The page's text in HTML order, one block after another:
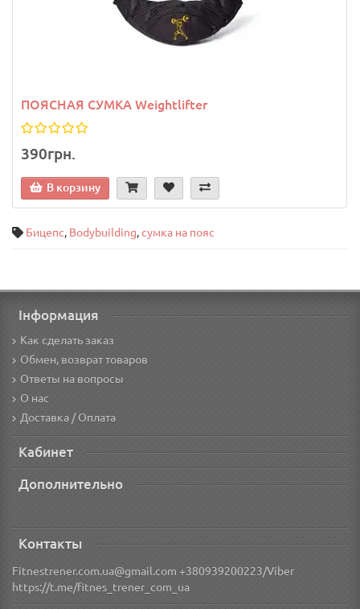
ПОЯСНАЯ СУМКА Weightlifter
390грн.
В корзину
Бицепс, Bodybuilding,сумка на пояс
Інформация
Как сделать заказ
Обмен, возврат товаров
Ответы на вопросы
О нас
Доставка / Оплата
Кабинет
Дополнительно
Контакты
Fitnestrener.com.ua@gmail.com +380939200223/Viber
https://t.me/fitnes_trener_com_ua